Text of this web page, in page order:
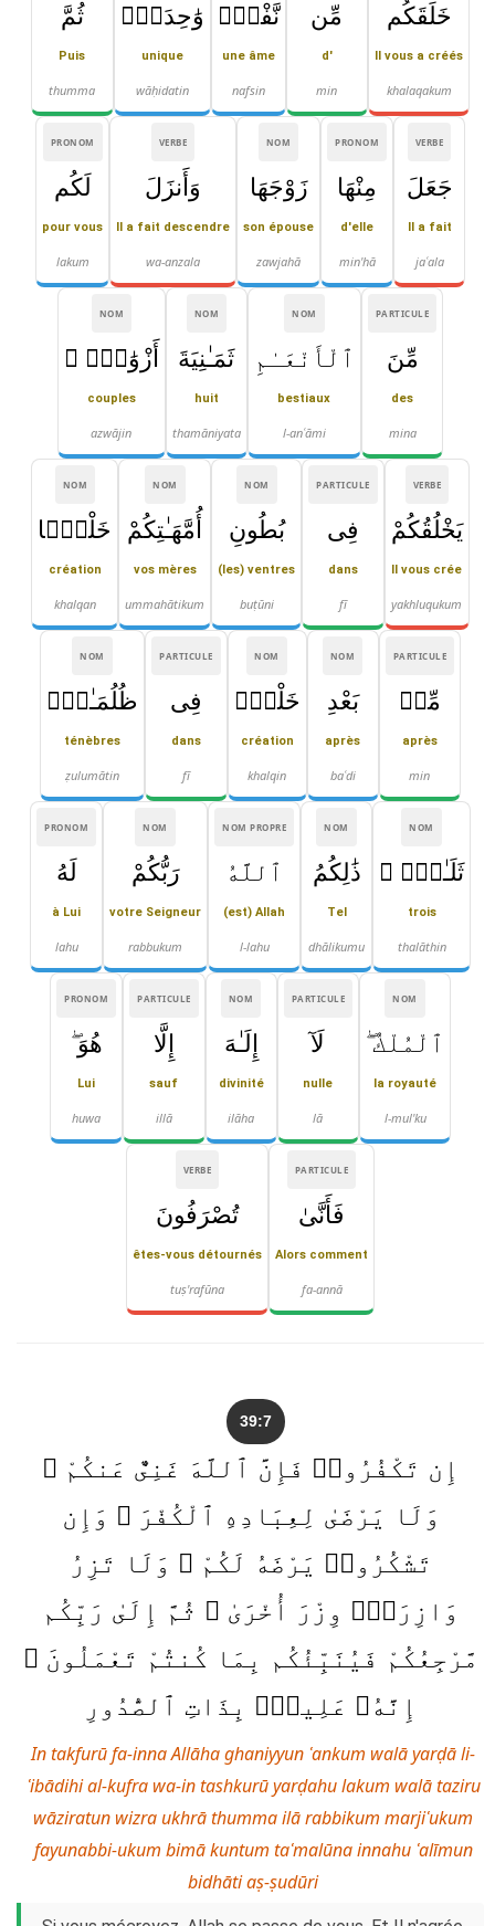
خَلَقَكُم
Il vous a créés
khalaqakum
مِّن
d'
min
نَّفْسٍۢ
une âme
nafsin
وَٰحِدَةٍۢ
unique
wāḥidatin
ثُمَّ
Puis
thumma
VERBE
جَعَلَ
Il a fait
jaʿala
PRONOM
مِنْهَا
d'elle
min'hā
NOM
زَوْجَهَا
son épouse
zawjahā
VERBE
وَأَنزَلَ
Il a fait descendre
wa-anzala
PRONOM
لَكُم
pour vous
lakum
PARTICULE
مِّنَ
des
mina
NOM
ٱلْأَنْعَـٰمِ
bestiaux
l-anʿāmi
NOM
ثَمَـٰنِيَةَ
huit
thamāniyata
NOM
أَزْوَٰجٍۢ ۚ
couples
azwājin
VERBE
يَخْلُقُكُمْ
Il vous crée
yakhluqukum
PARTICULE
فِى
dans
fī
NOM
بُطُونِ
(les) ventres
buṭūni
NOM
أُمَّهَـٰتِكُمْ
vos mères
ummahātikum
NOM
خَلْقًۭا
création
khalqan
PARTICULE
مِّنۢ
après
min
NOM
بَعْدِ
après
baʿdi
NOM
خَلْقٍۢ
création
khalqin
PARTICULE
فِى
dans
fī
NOM
ظُلُمَـٰتٍۢ
ténèbres
ẓulumātin
NOM
ثَلَـٰثٍۢ ۚ
trois
thalāthin
NOM
ذَٰلِكُمُ
Tel
dhālikumu
NOM PROPRE
ٱللَّهُ
(est) Allah
l-lahu
NOM
رَبُّكُمْ
votre Seigneur
rabbukum
PRONOM
لَهُ
à Lui
lahu
NOM
ٱلْمُلْكُ ۖ
la royauté
l-mul'ku
PARTICULE
لَآ
nulle
lā
NOM
إِلَـٰهَ
divinité
ilāha
PARTICULE
إِلَّا
sauf
illā
PRONOM
هُوَ ۖ
Lui
huwa
PARTICULE
فَأَنَّىٰ
Alors comment
fa-annā
VERBE
تُصْرَفُونَ
êtes-vous détournés
tuṣ'rafūna
39:7
إِن تَكْفُرُوا۟ فَإِنَّ ٱللَّهَ غَنِىٌّ عَنكُمْ ۖ
وَلَا يَرْضَىٰ لِعِبَادِهِ ٱلْكُفْرَ ۖ وَإِن
تَشْكُرُوا۟ يَرْضَهُ لَكُمْ ۗ وَلَا تَزِرُ
وَازِرَةٌۭ وِزْرَ أُخْرَىٰ ۗ ثُمَّ إِلَىٰ رَبِّكُم
مَّرْجِعُكُمْ فَيُنَبِّئُكُم بِمَا كُنتُمْ تَعْمَلُونَ ۚ
إِنَّهُۥ عَلِيمٌۢ بِذَاتِ ٱلصُّدُورِ
In takfurū fa-inna Allāha ghaniyyun ʿankum walā yarḍā li-
ʿibādihi al-kufra wa-in tashkurū yarḍahu lakum walā taziru
wāziratun wizra ukhrā thumma ilā rabbikum marjiʿukum
fayunabbi-ukum bimā kuntum taʿmalūna innahu ʿalīmun
bidhāti aṣ-ṣudūri